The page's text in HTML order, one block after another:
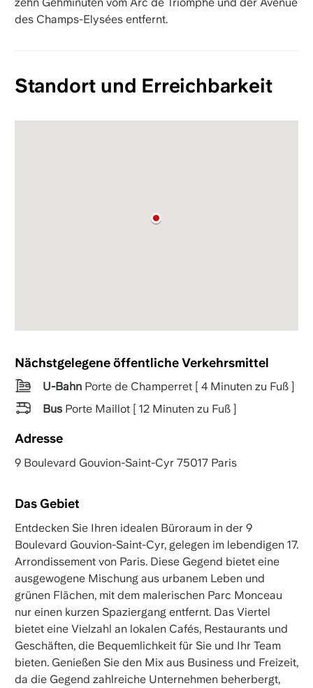
des Champs-Elysées entfernt.
Standort und Erreichbarkeit
Nächstgelegene öffentliche Verkehrsmittel
U-BahnPorte de Champerret [ 4 Minuten zu Fuß ]
BusPorte Maillot [ 12 Minuten zu Fuß ]
Adresse
9 Boulevard Gouvion-Saint-Cyr 75017 Paris
Das Gebiet
Entdecken Sie Ihren idealen Büroraum in der 9
Boulevard Gouvion-Saint-Cyr, gelegen im lebendigen 17.
Arrondissement von Paris. Diese Gegend bietet eine
ausgewogene Mischung aus urbanem Leben und
grünen Flächen, mit dem malerischen Parc Monceau
nur einen kurzen Spaziergang entfernt. Das Viertel
bietet eine Vielzahl an lokalen Cafés, Restaurants und
Geschäften, die Bequemlichkeit für Sie und Ihr Team
bieten. Genießen Sie den Mix aus Business und Freizeit,
da die Gegend zahlreiche Unternehmen beherbergt,